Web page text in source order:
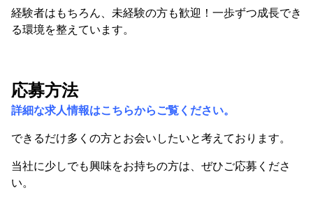
経験者はもちろん、未経験の方も歓迎！一歩ずつ成長でき
る環境を整えています。
応募方法
詳細な求人情報はこちらからご覧ください。
できるだけ多くの方とお会いしたいと考えております。
当社に少しでも興味をお持ちの方は、ぜひご応募くださ
い。